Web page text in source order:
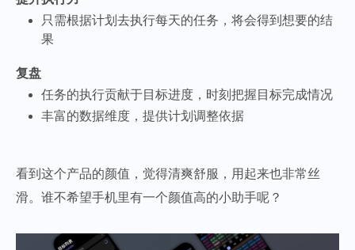
只需根据计划去执行每天的任务，将会得到想要的结
果
复盘
任务的执行贡献于目标进度，时刻把握目标完成情况
丰富的数据维度，提供计划调整依据
看到这个产品的颜值，觉得清爽舒服，用起来也非常丝
滑。谁不希望手机里有一个颜值高的小助手呢？